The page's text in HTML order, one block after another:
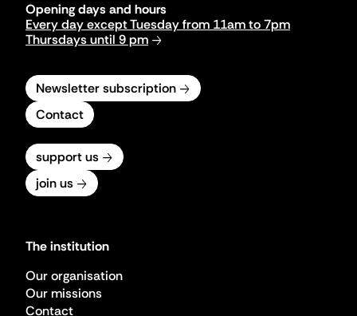
Opening days and hours
Every day except Tuesday from 11am to 7pm
Thursdays until 9 pm
Newsletter subscription
Contact
support us
join us
The institution
Our organisation
Our missions
Contact